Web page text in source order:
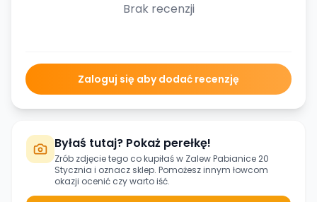
Brak recenzji
Zaloguj się aby dodać recenzję
Byłaś tutaj? Pokaż perełkę!
Zrób zdjęcie tego co kupiłaś w Zalew Pabianice 20
Stycznia i oznacz sklep. Pomożesz innym łowcom
okazji ocenić czy warto iść.